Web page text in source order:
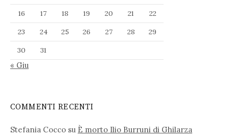
16
17 18 19 20 21
22
23
24 25 26 27 28
29
30
31
« Giu
COMMENTI RECENTI
Stefania Cocco su È morto Ilio Burruni di Ghilarza